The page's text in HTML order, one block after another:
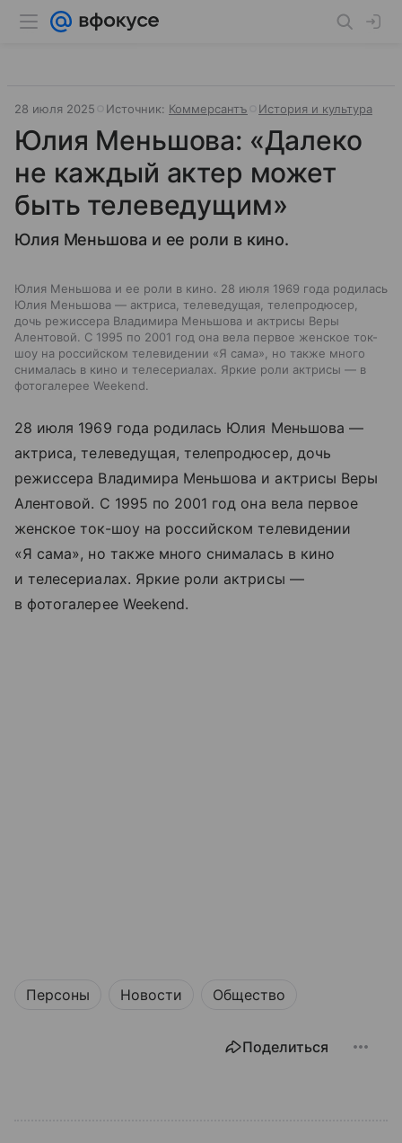
28 июля 2025 Источник: Коммерсантъ История и культура
Юлия Меньшова: «Далеко
не каждый актер может
быть телеведущим»
Юлия Меньшова и ее роли в кино.
Юлия Меньшова и ее роли в кино. 28 июля 1969 года родилась
Юлия Меньшова — актриса, телеведущая, телепродюсер,
дочь режиссера Владимира Меньшова и актрисы Веры
Алентовой. С 1995 по 2001 год она вела первое женское ток-
шоу на российском телевидении «Я сама», но также много
снималась в кино и телесериалах. Яркие роли актрисы — в
фотогалерее Weekend.
28 июля 1969 года родилась Юлия Меньшова —
актриса, телеведущая, телепродюсер, дочь
режиссера Владимира Меньшова и актрисы Веры
Алентовой. С 1995 по 2001 год она вела первое
женское ток-шоу на российском телевидении
«Я сама», но также много снималась в кино
и телесериалах. Яркие роли актрисы —
в фотогалерее Weekend.
Персоны Новости Общество
Поделиться